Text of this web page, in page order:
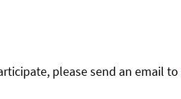
please send an email to